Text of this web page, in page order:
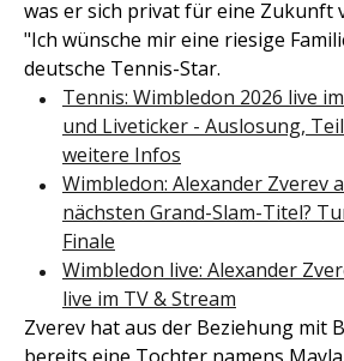
was er sich privat für eine Zukunft
"Ich wünsche mir eine riesige
deutsche Tennis-Star.
Tennis: Wimbledon 2026 live
und Liveticker - Auslosung,
weitere Infos
Wimbledon: Alexander Zverev
nächsten Grand-Slam-Titel?
Finale
Wimbledon live: Alexander
live im TV & Stream
Zverev hat aus der Beziehung mit